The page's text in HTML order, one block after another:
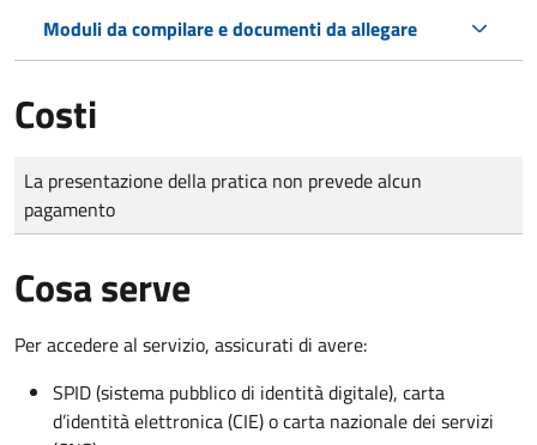
Moduli da compilare e documenti da allegare
Costi
Tipo di pagamento
Importo
La presentazione della pratica non prevede alcun
pagamento
Cosa serve
Per accedere al servizio, assicurati di avere:
SPID (sistema pubblico di identità digitale), carta
d’identità elettronica (CIE) o carta nazionale dei servizi